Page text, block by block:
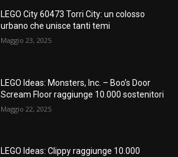
LEGO City 60473 Torri City: un colosso
urbano che unisce tanti temi
Maggio 23, 2025
LEGO Ideas: Monsters, Inc. – Boo’s Door
Scream Floor raggiunge 10.000 sostenitori
Maggio 22, 2025
LEGO Ideas: Clippy raggiunge 10.000